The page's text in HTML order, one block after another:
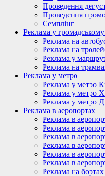
Проведення
Проведення промо
Семплінг
Реклама у громадському
Реклама на
Реклама на
Реклама у
Реклама на
Реклама у метро
Реклама у метро
Реклама у метро
Реклама у метро
Реклама в аеропортах
Реклама в
Реклама в
Реклама в
Реклама в
Реклама в
Реклама в
Реклама на бортах